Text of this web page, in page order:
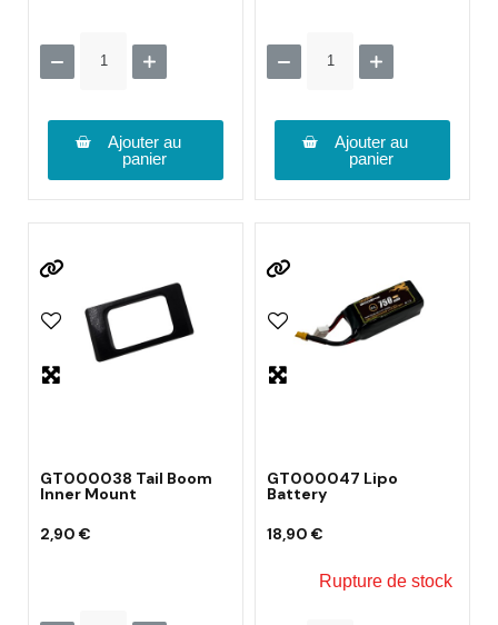
Ajouter au
panier
Ajouter au
panier
GT000038 Tail Boom
Inner Mount
2,90 €
GT000047 Lipo
Battery
18,90 €
Rupture de stock